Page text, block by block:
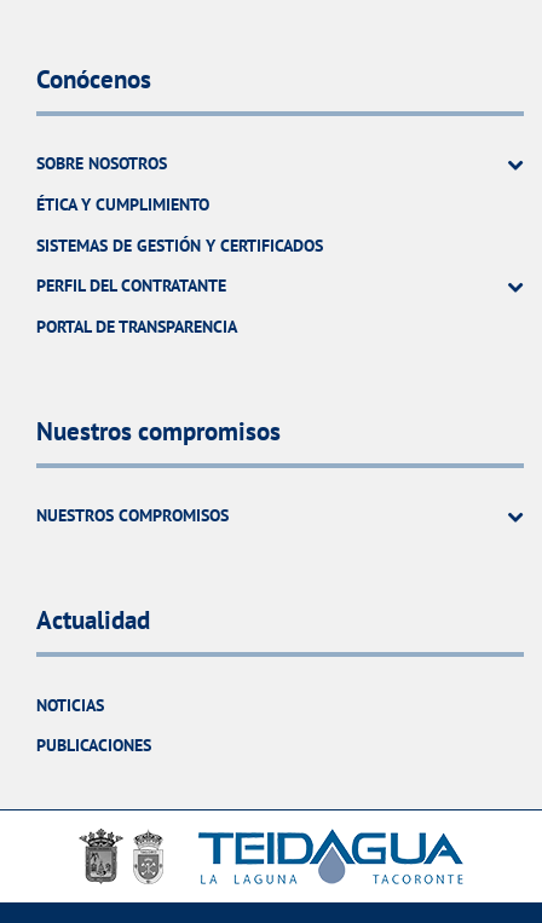
Conócenos
SOBRE NOSOTROS
ÉTICA Y CUMPLIMIENTO
SISTEMAS DE GESTIÓN Y CERTIFICADOS
PERFIL DEL CONTRATANTE
PORTAL DE TRANSPARENCIA
Nuestros compromisos
NUESTROS COMPROMISOS
Actualidad
NOTICIAS
PUBLICACIONES